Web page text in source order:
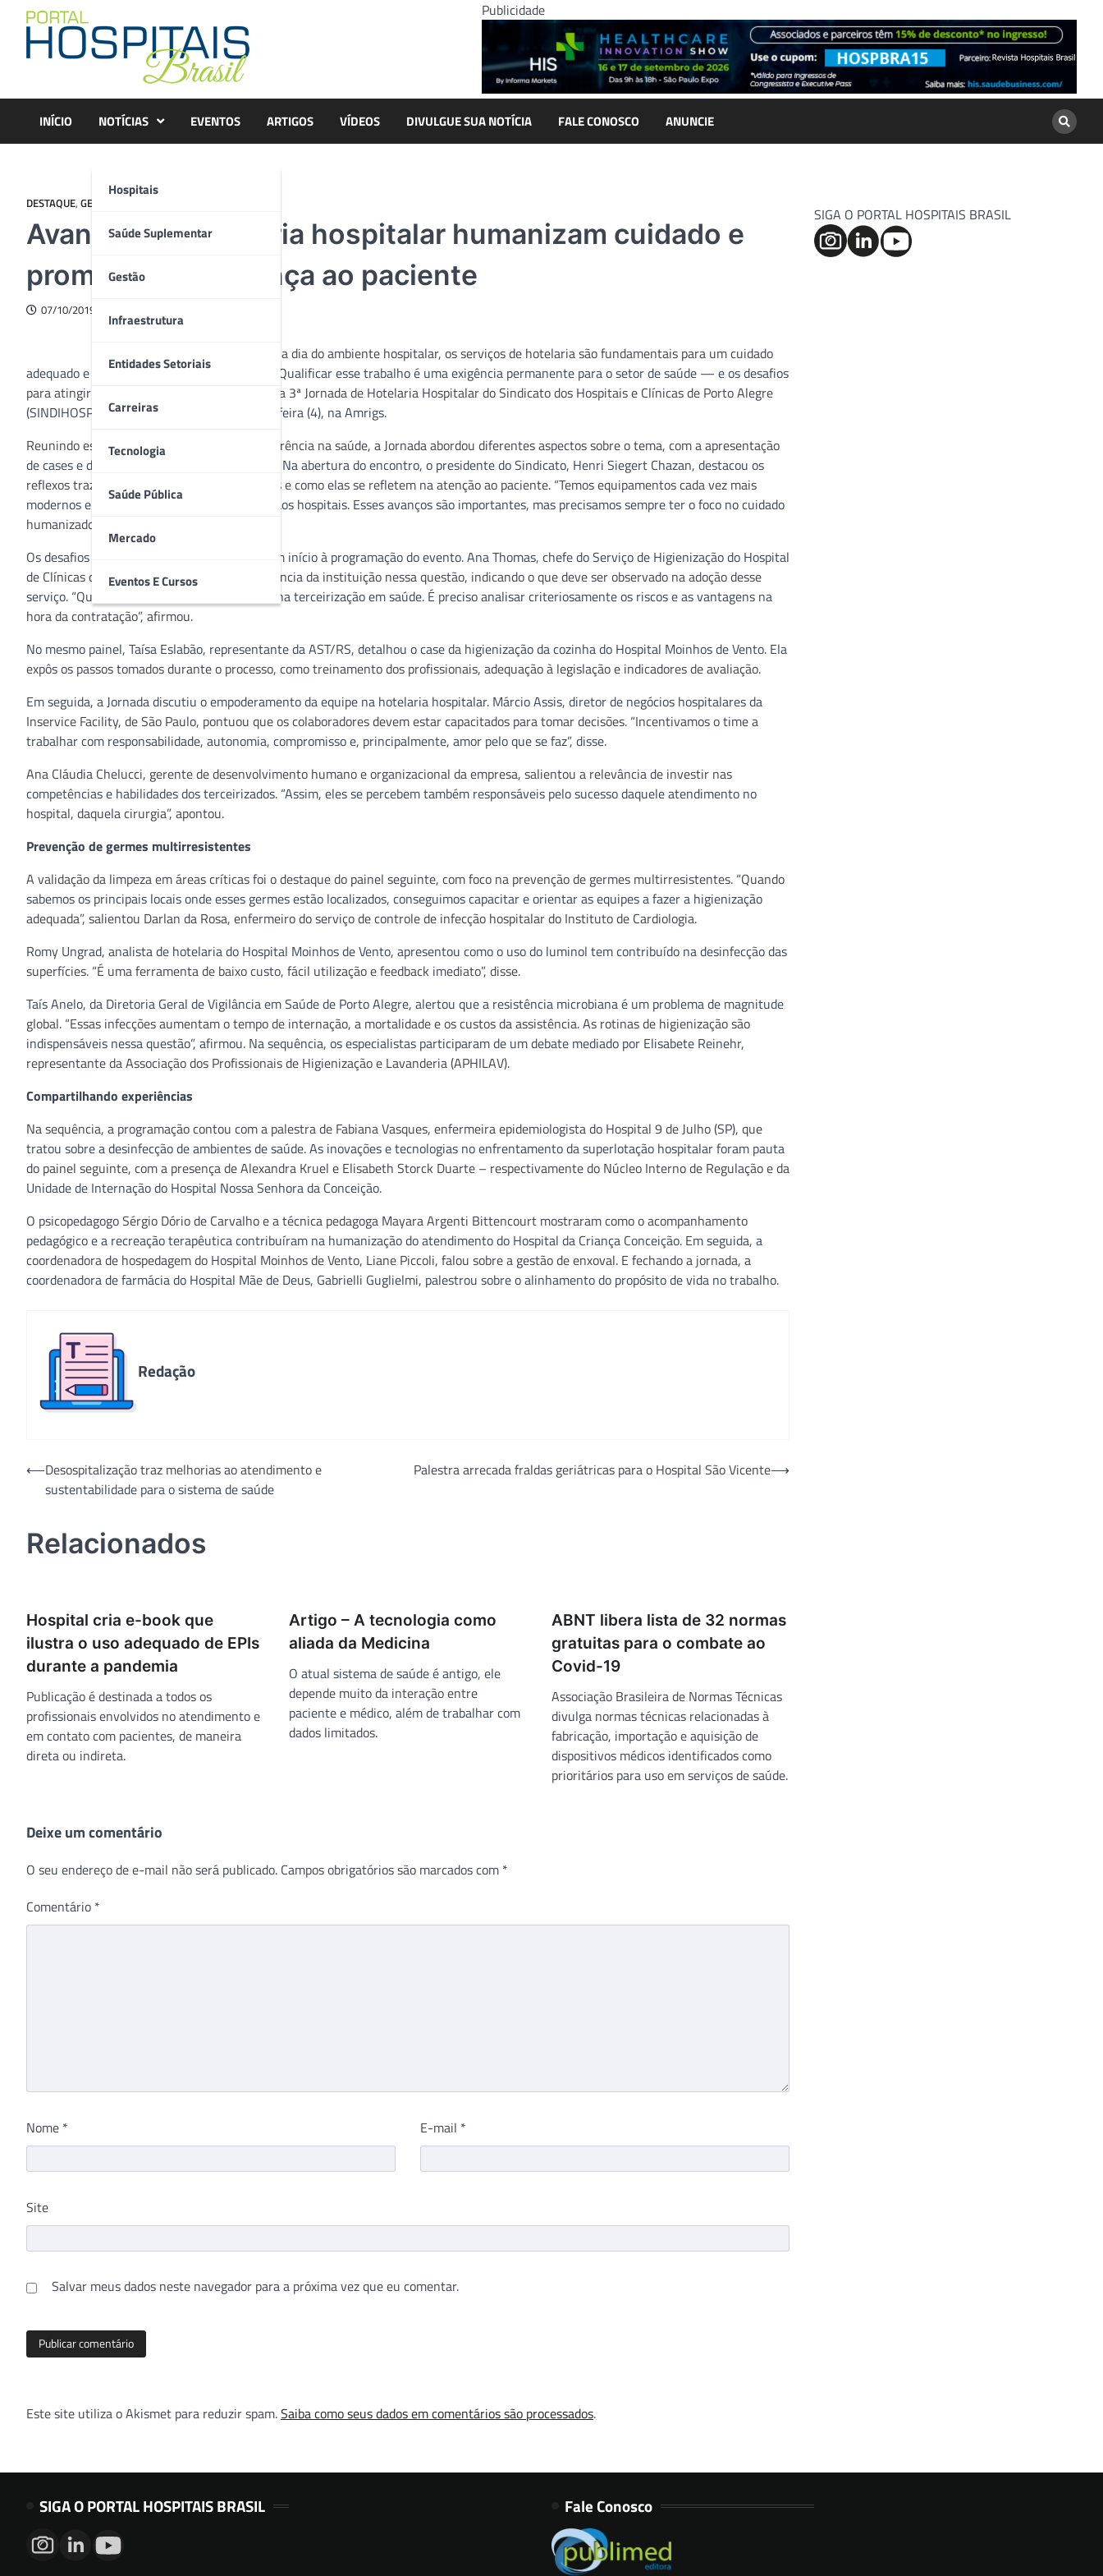
content
Publicidade
INÍCIO NOTÍCIAS
Hospitais
Saúde Suplementar
Gestão
Infraestrutura
Entidades Setoriais
Carreiras
Tecnologia
Saúde Pública
Mercado
Eventos E Cursos
EVENTOS ARTIGOS VÍDEOS DIVULGUE SUA NOTÍCIA FALE CONOSCO ANUNCIE
DESTAQUE, GESTÃO
Avanços na hotelaria hospitalar humanizam cuidado e
promovem segurança ao paciente
07/10/2019
No dia a dia do ambiente hospitalar, os serviços de hotelaria são fundamentais para um cuidado
adequado e a plena segurança dos pacientes. Qualificar esse trabalho é uma exigência permanente para o setor de saúde — e os desafios
para atingir esses avanços foram discutidos na 3ª Jornada de Hotelaria Hospitalar do Sindicato dos Hospitais e Clínicas de Porto Alegre
(SINDIHOSPA). O evento aconteceu na sexta-feira (4), na Amrigs.
Reunindo especialistas de instituições de referência na saúde, a Jornada abordou diferentes aspectos sobre o tema, com a apresentação
de cases e debates com troca de experiências. Na abertura do encontro, o presidente do Sindicato, Henri Siegert Chazan, destacou os
reflexos trazidos pelas mudanças tecnológicas e como elas se refletem na atenção ao paciente. “Temos equipamentos cada vez mais
modernos e inteligentes sendo incorporados aos hospitais. Esses avanços são importantes, mas precisamos sempre ter o foco no cuidado
humanizado”, ressaltou.
Os desafios na terceirização de serviços deram início à programação do evento. Ana Thomas, chefe do Serviço de Higienização do Hospital
de Clínicas de Porto Alegre, abordou a experiência da instituição nessa questão, indicando o que deve ser observado na adoção desse
serviço. “Qualidade e risco são indissociáveis na terceirização em saúde. É preciso analisar criteriosamente os riscos e as vantagens na
hora da contratação”, afirmou.
No mesmo painel, Taísa Eslabão, representante da AST/RS, detalhou o case da higienização da cozinha do Hospital Moinhos de Vento. Ela
expôs os passos tomados durante o processo, como treinamento dos profissionais, adequação à legislação e indicadores de avaliação.
Em seguida, a Jornada discutiu o empoderamento da equipe na hotelaria hospitalar. Márcio Assis, diretor de negócios hospitalares da
Inservice Facility, de São Paulo, pontuou que os colaboradores devem estar capacitados para tomar decisões. “Incentivamos o time a
trabalhar com responsabilidade, autonomia, compromisso e, principalmente, amor pelo que se faz”, disse.
Ana Cláudia Chelucci, gerente de desenvolvimento humano e organizacional da empresa, salientou a relevância de investir nas
competências e habilidades dos terceirizados. “Assim, eles se percebem também responsáveis pelo sucesso daquele atendimento no
hospital, daquela cirurgia”, apontou.
Prevenção de germes multirresistentes
A validação da limpeza em áreas críticas foi o destaque do painel seguinte, com foco na prevenção de germes multirresistentes. “Quando
sabemos os principais locais onde esses germes estão localizados, conseguimos capacitar e orientar as equipes a fazer a higienização
adequada”, salientou Darlan da Rosa, enfermeiro do serviço de controle de infecção hospitalar do Instituto de Cardiologia.
Romy Ungrad, analista de hotelaria do Hospital Moinhos de Vento, apresentou como o uso do luminol tem contribuído na desinfecção das
superfícies. “É uma ferramenta de baixo custo, fácil utilização e feedback imediato”, disse.
Taís Anelo, da Diretoria Geral de Vigilância em Saúde de Porto Alegre, alertou que a resistência microbiana é um problema de magnitude
global. “Essas infecções aumentam o tempo de internação, a mortalidade e os custos da assistência. As rotinas de higienização são
indispensáveis nessa questão”, afirmou. Na sequência, os especialistas participaram de um debate mediado por Elisabete Reinehr,
representante da Associação dos Profissionais de Higienização e Lavanderia (APHILAV).
Compartilhando experiências
Na sequência, a programação contou com a palestra de Fabiana Vasques, enfermeira epidemiologista do Hospital 9 de Julho (SP), que
tratou sobre a desinfecção de ambientes de saúde. As inovações e tecnologias no enfrentamento da superlotação hospitalar foram pauta
do painel seguinte, com a presença de Alexandra Kruel e Elisabeth Storck Duarte – respectivamente do Núcleo Interno de Regulação e da
Unidade de Internação do Hospital Nossa Senhora da Conceição.
O psicopedagogo Sérgio Dório de Carvalho e a técnica pedagoga Mayara Argenti Bittencourt mostraram como o acompanhamento
pedagógico e a recreação terapêutica contribuíram na humanização do atendimento do Hospital da Criança Conceição. Em seguida, a
coordenadora de hospedagem do Hospital Moinhos de Vento, Liane Piccoli, falou sobre a gestão de enxoval. E fechando a jornada, a
coordenadora de farmácia do Hospital Mãe de Deus, Gabrielli Guglielmi, palestrou sobre o alinhamento do propósito de vida no trabalho.
Redação
Navegação
⟵Desospitalização traz melhorias ao atendimento e
sustentabilidade para o sistema de saúde
Palestra arrecada fraldas geriátricas para o Hospital São Vicente⟶
Relacionados
Hospital cria e-book que
ilustra o uso adequado de EPIs
durante a pandemia
Publicação é destinada a todos os
profissionais envolvidos no atendimento e
em contato com pacientes, de maneira
direta ou indireta.
Artigo – A tecnologia como
aliada da Medicina
O atual sistema de saúde é antigo, ele
depende muito da interação entre
paciente e médico, além de trabalhar com
dados limitados.
ABNT libera lista de 32 normas
gratuitas para o combate ao
Covid-19
Associação Brasileira de Normas Técnicas
divulga normas técnicas relacionadas à
fabricação, importação e aquisição de
dispositivos médicos identificados como
prioritários para uso em serviços de saúde.
Deixe um comentário
O seu endereço de e-mail não será publicado. Campos obrigatórios são marcados com *
Comentário *
Nome * E-mail *
Site
Salvar meus dados neste navegador para a próxima vez que eu comentar.
Este site utiliza o Akismet para reduzir spam.Saiba como seus dados em comentários são processados.
SIGA O PORTAL HOSPITAIS BRASIL
SIGA O PORTAL HOSPITAIS BRASIL Fale Conosco